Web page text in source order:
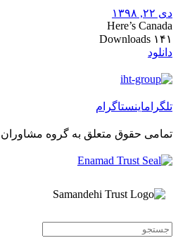
دی ۲۲, ۱۳۹۸
Here’s Canada
۱۴۱
دانلود
تلگراماینستاگرام
تمامی حقوق متعلق به گروه